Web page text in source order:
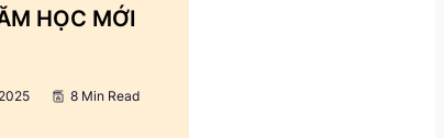
HỌC MỚI
8 Min Read